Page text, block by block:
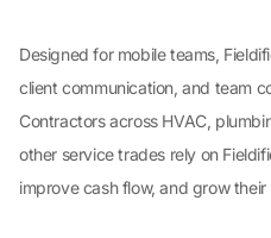
Designed for mobile teams,
client communication, and team
Contractors across HVAC,
other service trades rely on
improve cash flow, and grow their